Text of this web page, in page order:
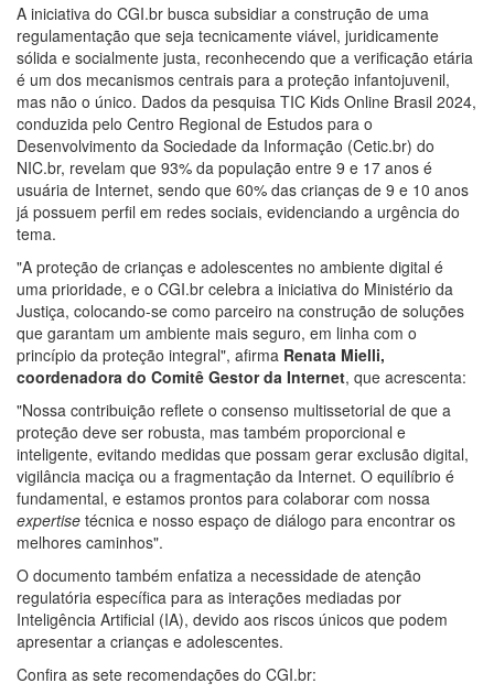
A iniciativa do CGI.br busca subsidiar a construção de uma
regulamentação que seja tecnicamente viável, juridicamente
sólida e socialmente justa, reconhecendo que a verificação etária
é um dos mecanismos centrais para a proteção infantojuvenil,
mas não o único. Dados da pesquisa TIC Kids Online Brasil 2024,
conduzida pelo Centro Regional de Estudos para o
Desenvolvimento da Sociedade da Informação (Cetic.br) do
NIC.br, revelam que 93% da população entre 9 e 17 anos é
usuária de Internet, sendo que 60% das crianças de 9 e 10 anos
já possuem perfil em redes sociais, evidenciando a urgência do
tema.
"A proteção de crianças e adolescentes no ambiente digital é
uma prioridade, e o CGI.br celebra a iniciativa do Ministério da
Justiça, colocando-se como parceiro na construção de soluções
que garantam um ambiente mais seguro, em linha com o
princípio da proteção integral", afirma Renata Mielli,
coordenadora do Comitê Gestor da Internet, que acrescenta:
"Nossa contribuição reflete o consenso multissetorial de que a
proteção deve ser robusta, mas também proporcional e
inteligente, evitando medidas que possam gerar exclusão digital,
vigilância maciça ou a fragmentação da Internet. O equilíbrio é
fundamental, e estamos prontos para colaborar com nossa
expertise técnica e nosso espaço de diálogo para encontrar os
melhores caminhos".
O documento também enfatiza a necessidade de atenção
regulatória específica para as interações mediadas por
Inteligência Artificial (IA), devido aos riscos únicos que podem
apresentar a crianças e adolescentes.
Confira as sete recomendações do CGI.br: